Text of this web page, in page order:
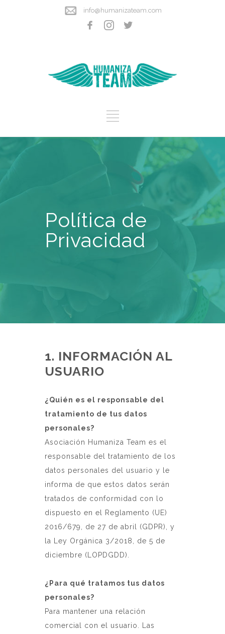
info@humanizateam.com
Política de
Privacidad
1. INFORMACIÓN AL
USUARIO
¿Quién es el responsable del
tratamiento de tus datos
personales?
Asociación Humaniza Team es el
responsable del tratamiento de los
datos personales del usuario y le
informa de que estos datos serán
tratados de conformidad con lo
dispuesto en el Reglamento (UE)
2016/679, de 27 de abril (GDPR), y
la Ley Orgánica 3/2018, de 5 de
diciembre (LOPDGDD).
¿Para qué tratamos tus datos
personales?
Para mantener una relación
comercial con el usuario. Las